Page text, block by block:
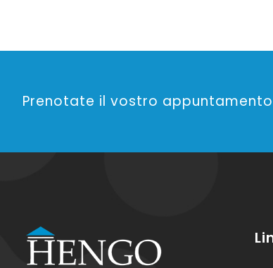
Prenotate il vostro